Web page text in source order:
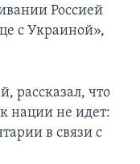
Россией
с Украиной»,
рассказал, что
нации не идет:
в связи с